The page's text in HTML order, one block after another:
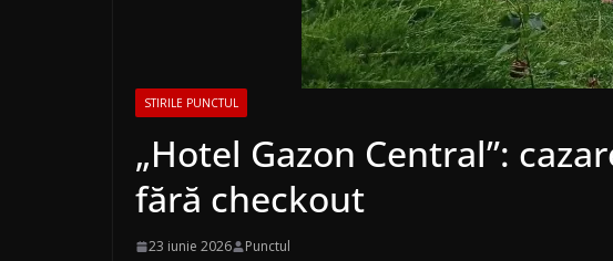
STIRILE PUNCTUL
„Hotel Gazon Central”:
fără checkout
23 iunie 2026 Punctul